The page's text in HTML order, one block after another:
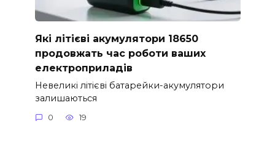
Які літієві акумулятори 18650
продовжать час роботи ваших
електроприладів
Невеликі літієві батарейки-акумулятори
залишаються
0 19